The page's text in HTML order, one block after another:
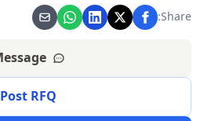
Share:
Post RFQ